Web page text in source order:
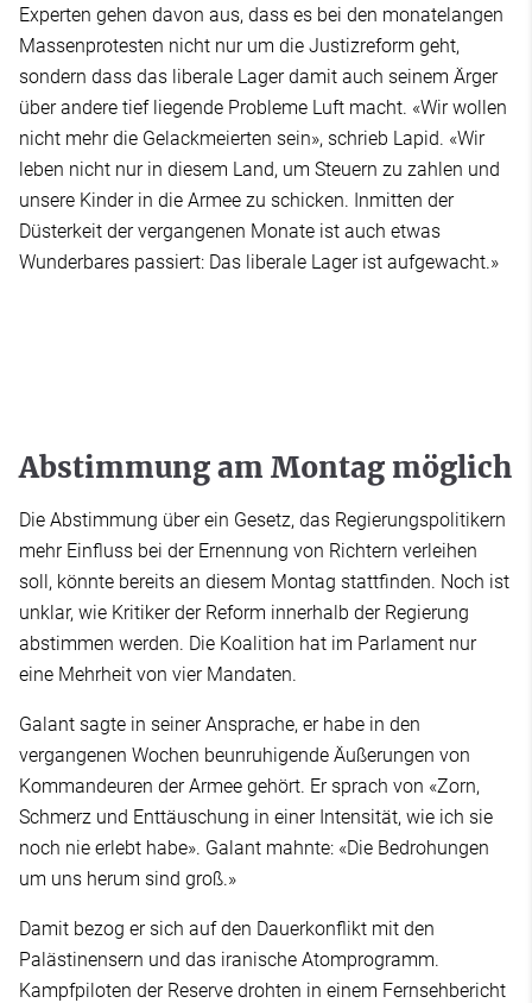
Experten gehen davon aus, dass es bei den monatelangen
Massenprotesten nicht nur um die Justizreform geht,
sondern dass das liberale Lager damit auch seinem Ärger
über andere tief liegende Probleme Luft macht. «Wir wollen
nicht mehr die Gelackmeierten sein», schrieb Lapid. «Wir
leben nicht nur in diesem Land, um Steuern zu zahlen und
unsere Kinder in die Armee zu schicken. Inmitten der
Düsterkeit der vergangenen Monate ist auch etwas
Wunderbares passiert: Das liberale Lager ist aufgewacht.»
Abstimmung am Montag möglich
Die Abstimmung über ein Gesetz, das Regierungspolitikern
mehr Einfluss bei der Ernennung von Richtern verleihen
soll, könnte bereits an diesem Montag stattfinden. Noch ist
unklar, wie Kritiker der Reform innerhalb der Regierung
abstimmen werden. Die Koalition hat im Parlament nur
eine Mehrheit von vier Mandaten.
Galant sagte in seiner Ansprache, er habe in den
vergangenen Wochen beunruhigende Äußerungen von
Kommandeuren der Armee gehört. Er sprach von «Zorn,
Schmerz und Enttäuschung in einer Intensität, wie ich sie
noch nie erlebt habe». Galant mahnte: «Die Bedrohungen
um uns herum sind groß.»
Damit bezog er sich auf den Dauerkonflikt mit den
Palästinensern und das iranische Atomprogramm.
Kampfpiloten der Reserve drohten in einem Fernsehbericht